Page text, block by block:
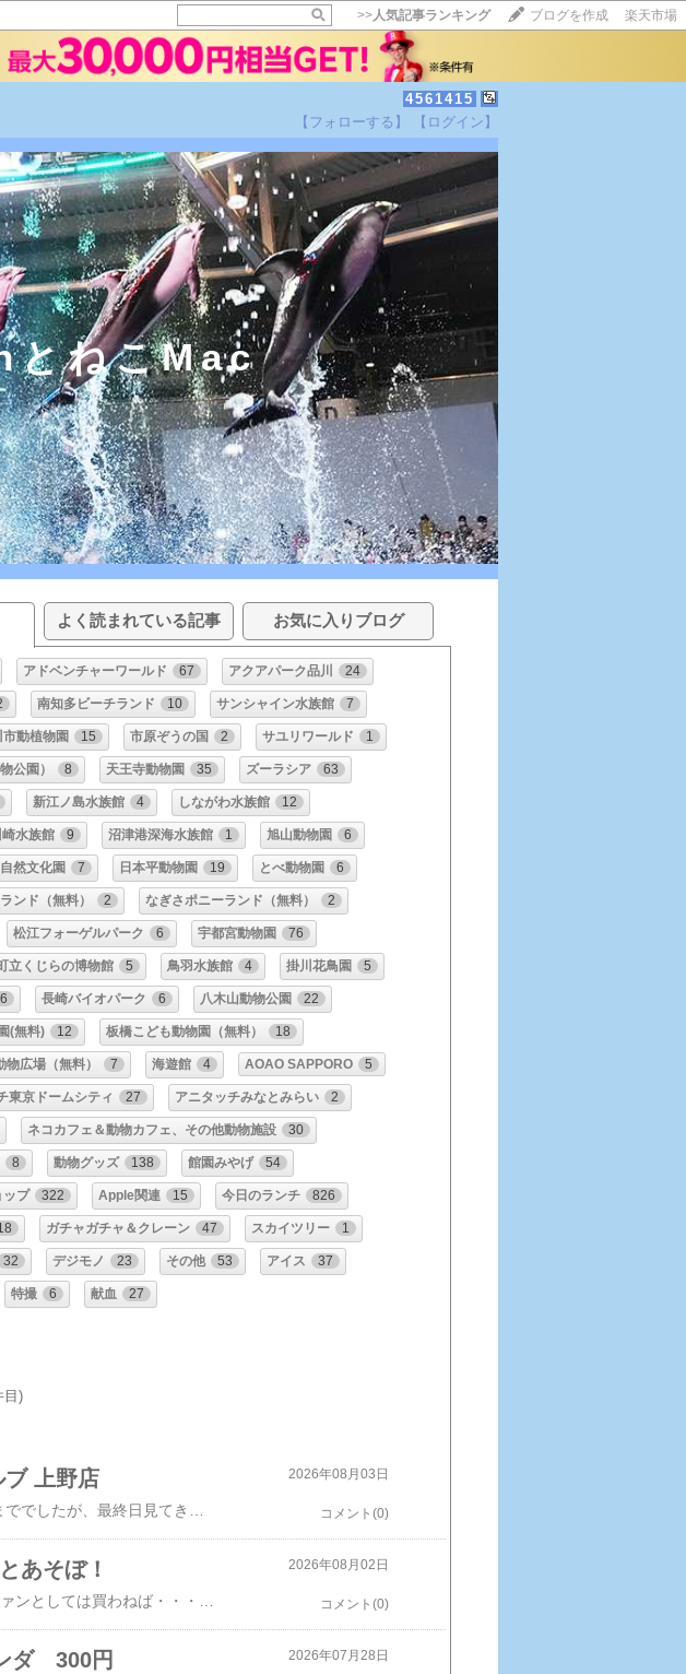
>>人気記事ランキング ブログを作成 楽天市場
4561415
【フォローする】 【ログイン】
とねこMac
よく読まれている記事 お気に入りブログ
アドベンチャーワールド 67 アクアパーク品川 24
南知多ビーチランド 10 サンシャイン水族館 7
市動植物園 15 市原ぞうの国 2 サユリワールド 1
公園） 8 天王寺動物園 35 ズーラシア 63
新江ノ島水族館 4 しながわ水族館 12
水族館 9 沼津港深海水族館 1 旭山動物園 6
然文化園 7 日本平動物園 19 とべ動物園 6
ンド（無料） 2 なぎさポニーランド（無料） 2
松江フォーゲルパーク 6 宇都宮動物園 76
立くじらの博物館 5 鳥羽水族館 4 掛川花鳥園 5
長崎バイオパーク 6 八木山動物公園 22
(無料) 12 板橋こども動物園（無料） 18
広場（無料） 7 海遊館 4 AOAO SAPPORO 5
東京ドームシティ 27 アニタッチみなとみらい 2
ネコカフェ＆動物カフェ、その他動物施設 30
8 動物グッズ 138 館園みやげ 54
ップ 322 Apple関連 15 今日のランチ 826
ガチャガチャ＆クレーン 47 スカイツリー 1
32 デジモノ 23 その他 53 アイス 37
特撮 6 献血 27
目)
上野店 2026年08月03日
コメント(0)
あそぼ！ 2026年08月02日
コメント(0)
ダ 300円 2026年07月28日